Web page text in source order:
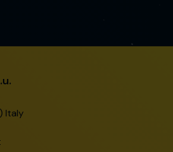
Italy